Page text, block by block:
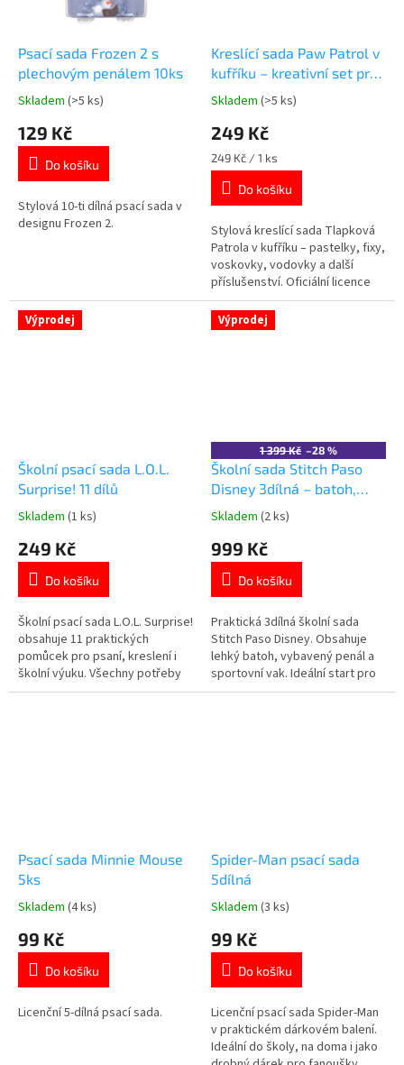
Psací sada Frozen 2 s
plechovým penálem 10ks
Průměrné
produktu
5,0
5
hvězdiček.
Skladem (>5 ks)
129 Kč
Do košíku
Stylová 10-ti dílná psací sada v
designu Frozen 2.
Kreslící sada Paw Patrol v
kufříku – kreativní set pro
děti
Průměrné
produktu
je
4,9
5
hvězdiček.
Skladem (>5 ks)
249 Kč
Měrná
cena:
249 Kč / 1 ks
Do košíku
Stylová kreslící sada Tlapková
Patrola v kufříku – pastelky, fixy,
voskovky, vodovky a další
příslušenství. Oficiální licence
Paw Patrol. 🖌️🐾 Více produktů s
motivem 👉 TLAPKOVÉ
PATROLY
Výprodej
Školní psací sada L.O.L.
Surprise! 11 dílů
Průměrné
produktu
5,0
5
hvězdiček.
Skladem (1 ks)
249 Kč
Do košíku
Školní psací sada L.O.L. Surprise!
obsahuje 11 praktických
pomůcek pro psaní, kreslení i
školní výuku. Všechny potřeby
jsou přehledně uložené v
Výprodej
1 399 Kč –28 %
Školní sada Stitch Paso
Disney 3dílná – batoh,
penál, vak
Průměrné
produktu
5,0
5
hvězdiček.
Skladem (2 ks)
999 Kč
Do košíku
Praktická 3dílná školní sada
Stitch Paso Disney. Obsahuje
lehký batoh, vybavený penál a
sportovní vak. Ideální start pro
prvňáčky. Další produkty s
Psací sada Minnie Mouse
5ks
Průměrné
produktu
5,0
5
Skladem (4 ks)
99 Kč
Do košíku
Licenční 5-dílná psací sada.
Spider-Man psací sada
5dílná
Průměrné
produktu
5,0
5
hvězdiček.
Skladem (3 ks)
99 Kč
Do košíku
Licenční psací sada Spider-Man
v praktickém dárkovém balení.
Ideální do školy, na doma i jako